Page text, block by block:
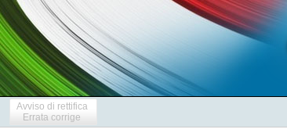
Avviso di rettifica
Errata corrige